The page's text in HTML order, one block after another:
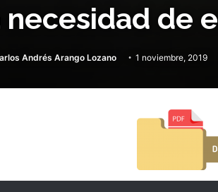
necesidad de
Andrés Arango Lozano 1 noviembre, 2019